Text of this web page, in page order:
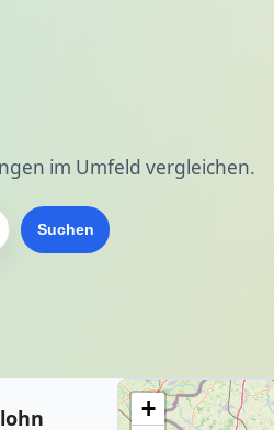
im Umfeld vergleichen.
Suchen
+